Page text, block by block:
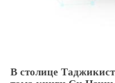
В столице